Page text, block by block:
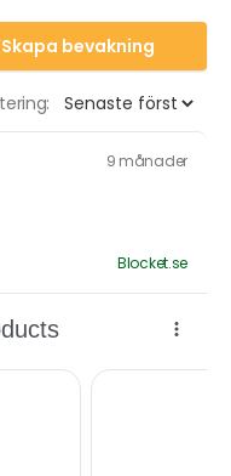
Skapa bevakning
9 månader
Blocket.se